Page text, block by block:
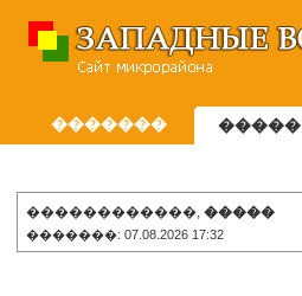
������� �����
������������, �����
�������: 07.08.2026 17:32